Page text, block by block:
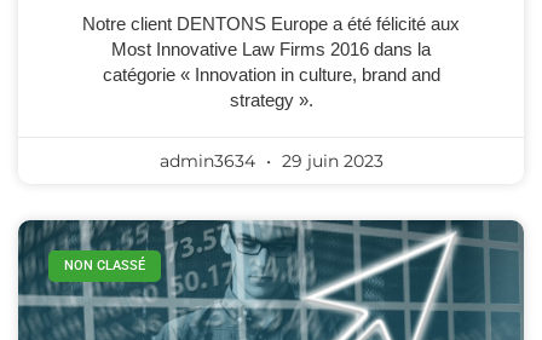
Notre client DENTONS Europe a été félicité aux
Most Innovative Law Firms 2016 dans la
catégorie « Innovation in culture, brand and
strategy ».
admin3634 29 juin 2023
NON CLASSÉ